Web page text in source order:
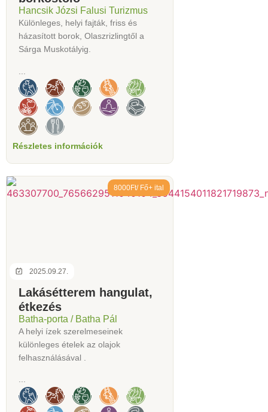
Hancsik Józsi Falusi Turizmus
Különleges, helyi fajták, friss és
házasított borok, Olaszrizlingtől a
Sárga Muskotályig.
Részletes információk
2025.09.27.
8000Ft/ Fő+ ital
Lakásétterem hangulat,
étkezés
Batha-porta / Batha Pál
A helyi ízek szerelmeseinek
különleges ételek az olajok
felhasználásával .
...